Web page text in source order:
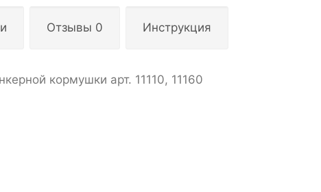
Отзывы 0 Инструкция
кормушки арт. 11110, 11160